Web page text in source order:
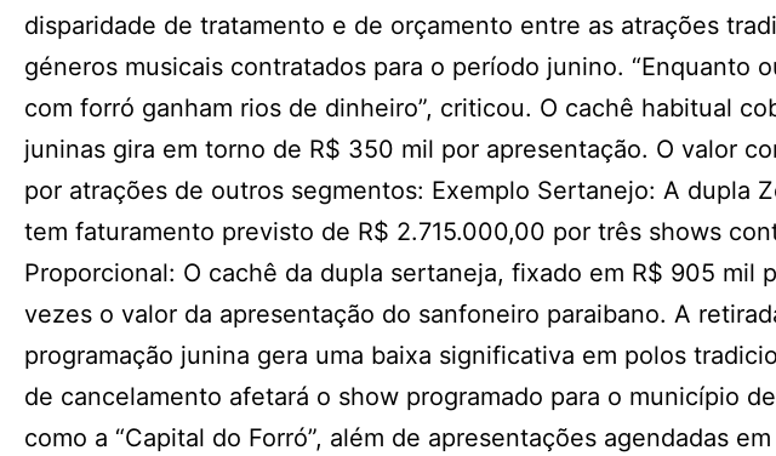
disparidade de tratamento e de orçamento entre as atrações
géneros musicais contratados para o período junino. “Enquanto
com forró ganham rios de dinheiro”, criticou. O cachê habitual
juninas gira em torno de R$ 350 mil por apresentação. O valor
por atrações de outros segmentos: Exemplo Sertanejo: A dupla
tem faturamento previsto de R$ 2.715.000,00 por três shows
Proporcional: O cachê da dupla sertaneja, fixado em R$ 905 mil
vezes o valor da apresentação do sanfoneiro paraibano. A
programação junina gera uma baixa significativa em polos
de cancelamento afetará o show programado para o município
como a “Capital do Forró”, além de apresentações agendadas